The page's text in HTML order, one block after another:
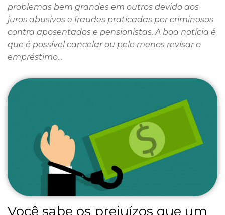
problemas bem grandes em outros devido aos
juros abusivos e fraudes praticadas por criminosos
contra aposentados e pensionistas. A boa notícia é
que é possível cancelar ou pelo menos revisar o
empréstimo…
Você sabe os prejuízos que um